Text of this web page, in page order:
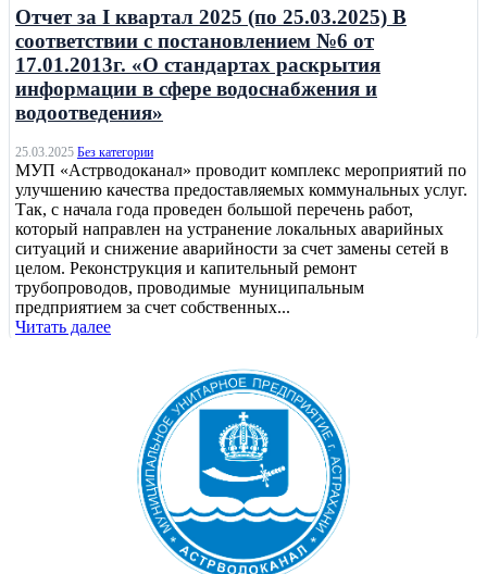
Отчет за I квартал 2025 (по 25.03.2025) В
соответствии с постановлением №6 от
17.01.2013г. «О стандартах раскрытия
информации в сфере водоснабжения и
водоотведения»
25.03.2025 Без категории
МУП «Астрводоканал» проводит комплекс мероприятий по
улучшению качества предоставляемых коммунальных услуг.
Так, с начала года проведен большой перечень работ,
который направлен на устранение локальных аварийных
ситуаций и снижение аварийности за счет замены сетей в
целом. Реконструкция и капительный ремонт
трубопроводов, проводимые муниципальным
предприятием за счет собственных...
Читать далее